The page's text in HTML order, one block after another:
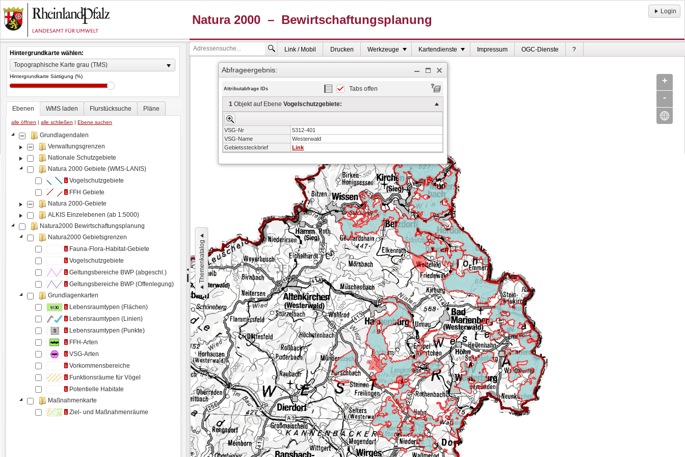
Login
Hintergrundkarte wählen:
Topographische Karte grau (TMS)
Hintergrundkarte Sättigung (%)
Ebenen WMS laden Flurstücksuche Pläne
alle öffnen |alle schließen |Ebene suchen
Grundlagendaten
Verwaltungsgrenzen
Nationale Schutzgebiete
Natura 2000 Gebiete (WMS-LANIS)
Vogelschutzgebiete
FFH Gebiete
Natura 2000-Gebiete
ALKIS Einzelebenen (ab 1:5000)
Natura2000 Bewirtschaftungsplanung
Natura2000 Gebietsgrenzen
Fauna-Flora-Habitat-Gebiete
Vogelschutzgebiete
Geltungsbereiche BWP (abgeschl.)
Geltungsbereiche BWP (Offenlegung)
Grundlagenkarten
Lebensraumtypen (Flächen)
Lebensraumtypen (Linien)
Lebensraumtypen (Punkte)
FFH-Arten
VSG-Arten
Vorkommensbereiche
Funktionsräume für Vögel
Potentielle Habitate
Maßnahmenkarte
Ziel- und Maßnahmenräume
+
-
Themenkatalog
Link / Mobil Drucken Werkzeuge Kartendienste Impressum OGC-Dienste ?
Abfrageergebnis:
Attributabfrage IDs Tabs offen
1Objekt auf Ebene Vogelschutzgebiete:
VSG-Nr
5312-401
VSG-Name
Westerwald
Gebietssteckbrief
Link